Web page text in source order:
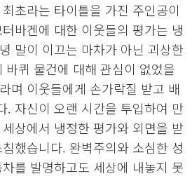
초라는 타이틀을 가진 주인공이
바겐에 대한 이웃들의 평가는 냉
말이 이끄는 마차가 아닌 괴상한
바퀴 물건에 대해 관심이 없었을
며 이웃들에게 손가락질 받고 배
. 자신이 오랜 시간을 투입하여 만
상에서 냉정한 평가와 외면을 받
했습니다. 완벽주의와 소심한 성
를 발명하고도 세상에 내놓지 못